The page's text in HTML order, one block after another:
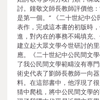
討。鐘敬文師長教師評價他
是第一個。” 《二十世紀中
表作，完成這本書的初版時
進，對內在的事務不竭填充
建立起大眾文學今世研討的
應。《二十世紀中公民間文
了我公民間文學範疇沒有專
術史代表了劉師長教師一向
料。在這部書中，他浮現了
猜中爬梳，將中公民間文學